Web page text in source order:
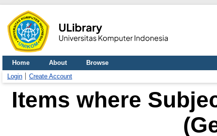
Home About
Browse
Login
Create Account
Items where